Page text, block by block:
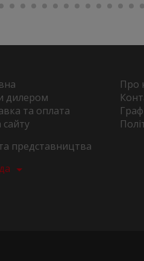
Про
дилером
та оплата
та представництва